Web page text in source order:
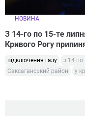
НОВИНА
З 14-го по 15-те
Кривого Рогу
відключення газу з 14 по
Саксаганський район
у